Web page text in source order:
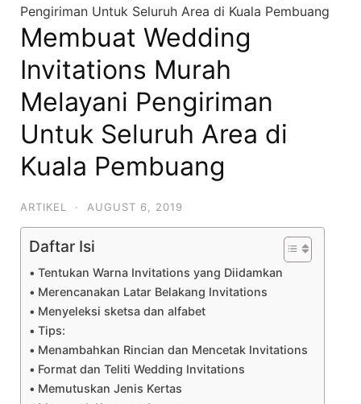
Pengiriman Untuk Seluruh Area di Kuala Pembuang
Membuat Wedding
Invitations Murah
Melayani Pengiriman
Untuk Seluruh Area di
Kuala Pembuang
ARTIKEL · AUGUST 6, 2019
Daftar Isi
Tentukan Warna Invitations yang Diidamkan
Merencanakan Latar Belakang Invitations
Menyeleksi sketsa dan alfabet
Tips:
Menambahkan Rincian dan Mencetak Invitations
Format dan Teliti Wedding Invitations
Memutuskan Jenis Kertas